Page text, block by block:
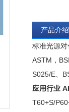
产品介绍
标准光源
ASTM，
S025/E、
应用行业
T60+S/